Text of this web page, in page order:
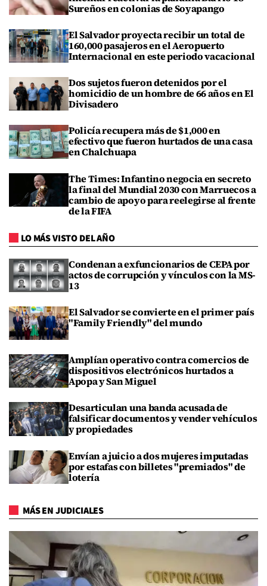
Sureños en colonias de Soyapango
El Salvador proyecta recibir un total de
160,000 pasajeros en el Aeropuerto
Internacional en este periodo vacacional
Dos sujetos fueron detenidos por el
homicidio de un hombre de 66 años en El
Divisadero
Policía recupera más de $1,000 en
efectivo que fueron hurtados de una casa
en Chalchuapa
The Times: Infantino negocia en secreto
la final del Mundial 2030 con Marruecos a
cambio de apoyo para reelegirse al frente
de la FIFA
LO MÁS VISTO DEL AÑO
Condenan a exfuncionarios de CEPA por
actos de corrupción y vínculos con la MS-
13
El Salvador se convierte en el primer país
"Family Friendly" del mundo
Amplían operativo contra comercios de
dispositivos electrónicos hurtados a
Apopa y San Miguel
Desarticulan una banda acusada de
falsificar documentos y vender vehículos
y propiedades
Envían a juicio a dos mujeres imputadas
por estafas con billetes "premiados" de
lotería
MÁS EN JUDICIALES